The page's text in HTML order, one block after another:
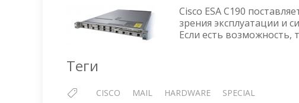
—
Cisco ESA C190
зрения эксплуатации и
Если есть возможность,
Теги
CISCO MAIL HARDWARE SPECIAL